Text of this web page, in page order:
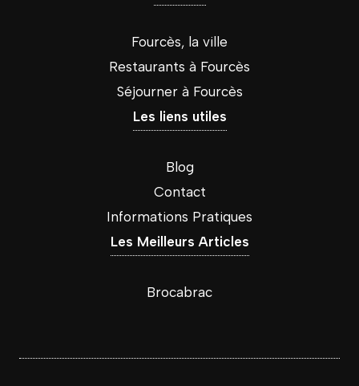
Fourcès, la ville
Restaurants à Fourcès
Séjourner à Fourcès
Les liens utiles
Blog
Contact
Informations Pratiques
Les Meilleurs Articles
Brocabrac